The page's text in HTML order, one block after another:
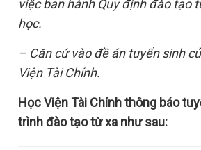
việc ban hành Quy định đào tạo
học.
– Căn cứ vào đề án tuyển sinh
Viện Tài Chính.
Học Viện Tài Chính thông báo
trình đào tạo từ xa như sau: